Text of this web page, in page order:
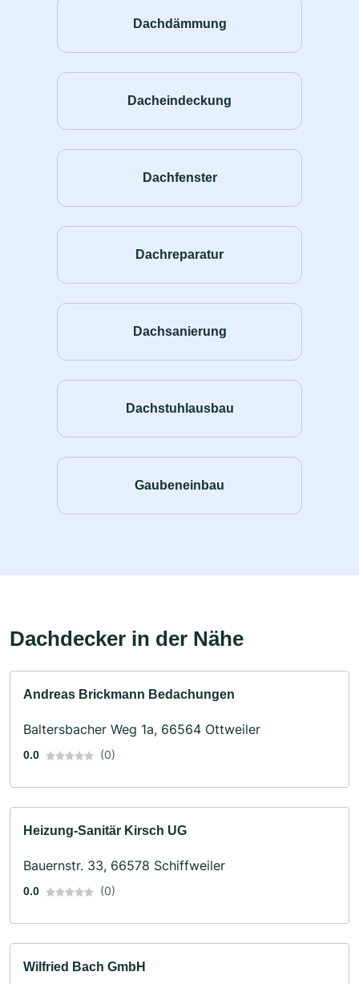
Dachdämmung
Dacheindeckung
Dachfenster
Dachreparatur
Dachsanierung
Dachstuhlausbau
Gaubeneinbau
Dachdecker in der Nähe
Andreas Brickmann Bedachungen
Baltersbacher Weg 1a, 66564 Ottweiler
0.0 (0)
Heizung-Sanitär Kirsch UG
Bauernstr. 33, 66578 Schiffweiler
0.0 (0)
Wilfried Bach GmbH